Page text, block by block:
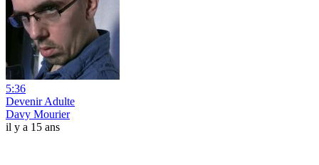
5:36
Devenir Adulte
Davy Mourier
il y a 15 ans